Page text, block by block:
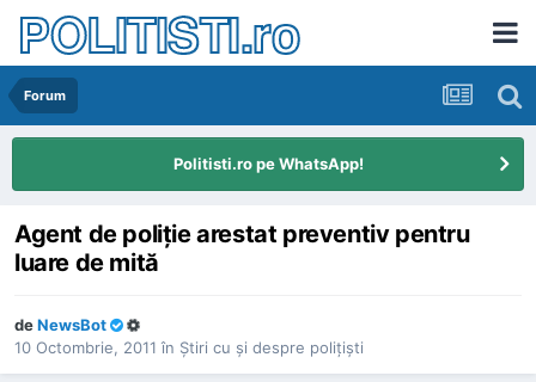
POLITISTI.ro
Forum
Politisti.ro pe WhatsApp!
Agent de poliţie arestat preventiv pentru
luare de mită
deNewsBot
10 Octombrie, 2011 în Ştiri cu şi despre poliţişti